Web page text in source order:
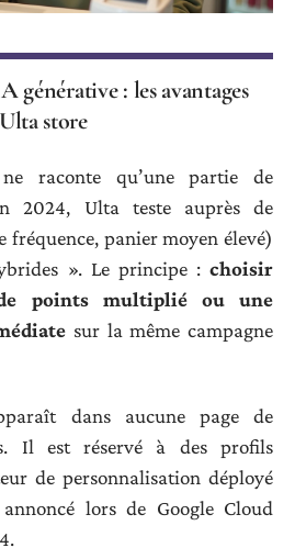
générative : les avantages
store
raconte qu’une partie de
2024, Ulta teste auprès de
fréquence, panier moyen élevé)
». Le principe : choisir
points multiplié ou une
sur la même campagne
dans aucune page de
Il est réservé à des profils
de personnalisation déployé
lors de Google Cloud